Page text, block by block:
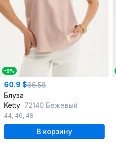
-9%
60.9 $66.58
Блуза
Ketty 72140 Бежевый
44, 46, 48
В корзину